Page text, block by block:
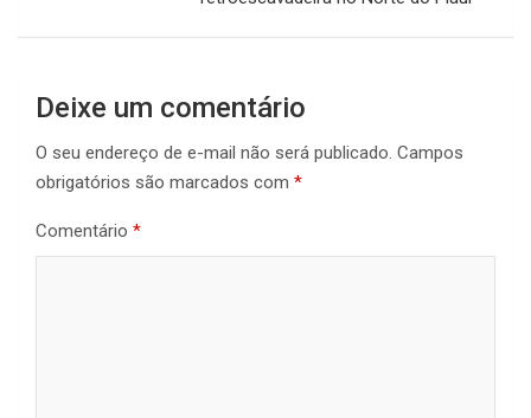
Deixe um comentário
O seu endereço de e-mail não será publicado. Campos
obrigatórios são marcados com *
Comentário *